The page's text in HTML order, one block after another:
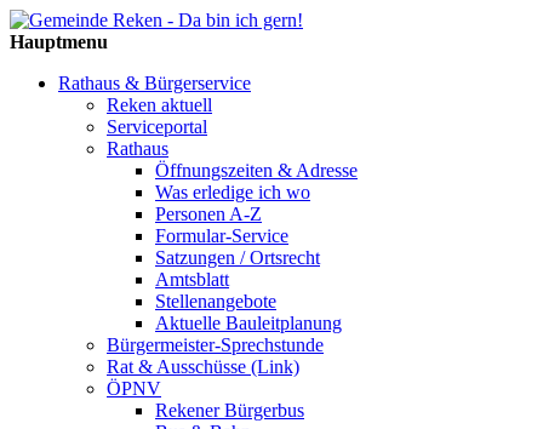
Hauptmenu
Rathaus & Bürgerservice
Reken aktuell
Serviceportal
Rathaus
Öffnungszeiten & Adresse
Was erledige ich wo
Personen A-Z
Formular-Service
Satzungen / Ortsrecht
Amtsblatt
Stellenangebote
Aktuelle Bauleitplanung
Bürgermeister-Sprechstunde
Rat & Ausschüsse (Link)
ÖPNV
Rekener Bürgerbus